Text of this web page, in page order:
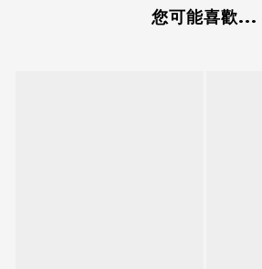
您可能喜歡...